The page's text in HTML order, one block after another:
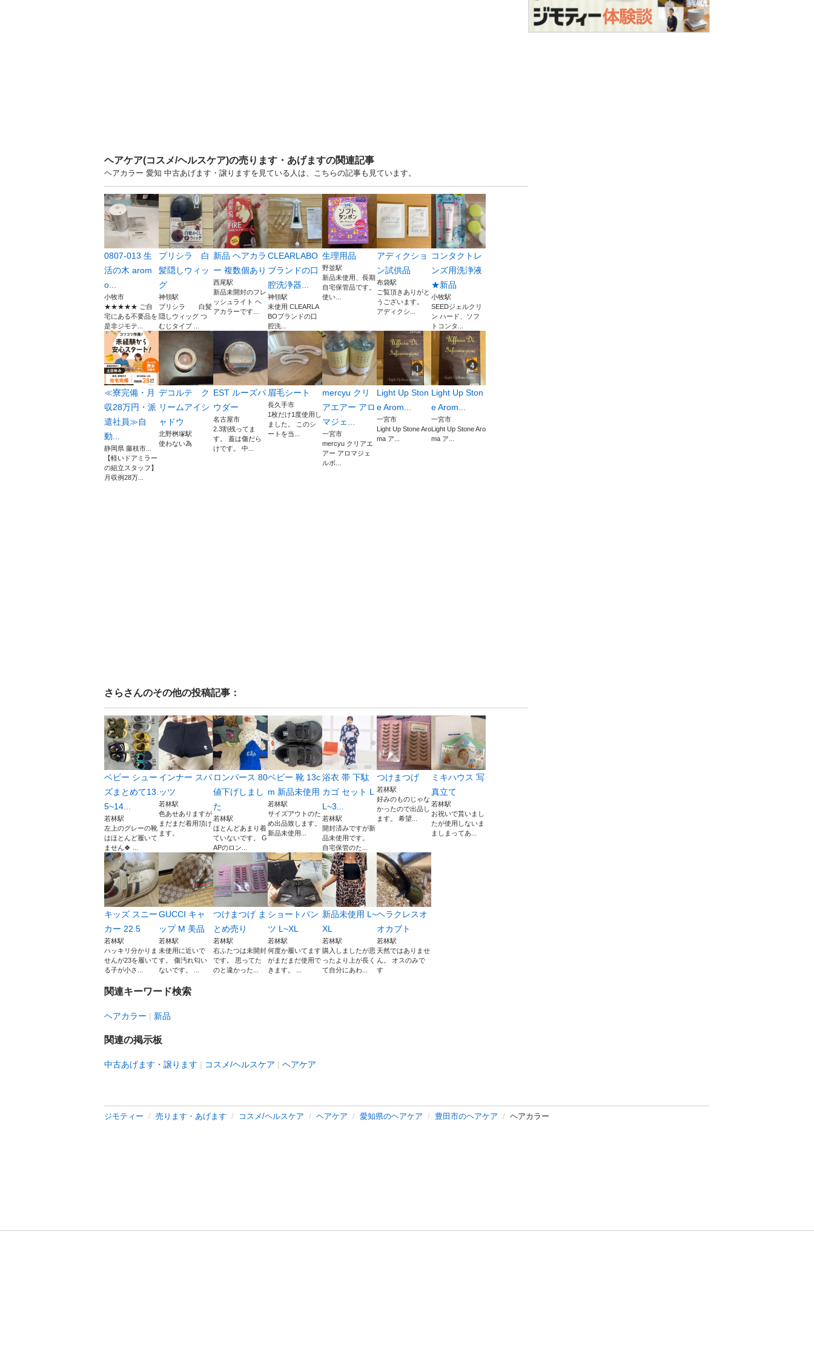
ヘアケア(コスメ/ヘルスケア)の売ります・あげますの関連記事
ヘアカラー 愛知 中古あげます・譲りますを見ている人は、こちらの記事も見ています。
0807-013 生
活の木 arom
o...
小牧市
★★★★★ ご自
宅にある不要品を
是非ジモテ...
プリシラ 白
髪隠しウィッ
グ
神領駅
プリシラ 白髪
隠しウィッグ つ
むじタイプ ...
新品 ヘアカラ
ー 複数個あり
西尾駅
新品未開封のフレ
ッシュライト ヘ
アカラーです...
CLEARLABO
ブランドの口
腔洗浄器...
神領駅
未使用 CLEARLA
BOブランドの口
腔洗...
生理用品
野並駅
新品未使用、長期
自宅保管品です。
使い...
アディクショ
ン試供品
布袋駅
ご覧頂きありがと
うございます。
アディクシ...
コンタクトレ
ンズ用洗浄液
★新品
小牧駅
SEEDジェルクリ
ン ハード、ソフ
トコンタ...
≪寮完備・月
収28万円・派
遣社員≫自
動...
静岡県 藤枝市...
【軽いドアミラー
の組立スタッフ】
月収例28万...
デコルテ ク
リームアイシ
ャドウ
北野桝塚駅
使わない為
EST ルーズパ
ウダー
名古屋市
2.3割残ってま
す。 蓋は傷だら
けです。 中...
眉毛シート
長久手市
1枚だけ1度使用し
ました。 このシ
ートを当...
mercyu クリ
アエアー アロ
マジェ...
一宮市
mercyu クリアエ
アー アロマジェ
ルボ...
Light Up Ston
e Arom...
一宮市
Light Up Stone Aro
ma ア...
Light Up Ston
e Arom...
一宮市
Light Up Stone Aro
ma ア...
さら さんのその他の投稿記事：
ベビー シュー
ズまとめて13.
5~14...
若林駅
左上のグレーの靴
はほとんど履いて
ません🍀 ...
インナー スパ
ッツ
若林駅
色あせありますが
まだまだ着用頂け
ます。
ロンパース 80
値下げしまし
た
若林駅
ほとんどあまり着
ていないです。 G
APのロン...
ベビー 靴 13c
m 新品未使用
若林駅
サイズアウトのた
め出品致します。
新品未使用...
浴衣 帯 下駄
カゴ セット L
L~3...
若林駅
開封済みですが新
品未使用です。
自宅保管のた...
つけまつげ
若林駅
好みのものじゃな
かったので出品し
ます。 希望...
ミキハウス 写
真立て
若林駅
お祝いで貰いまし
たが使用しないま
ましまってあ...
キッズ スニー
カー 22.5
若林駅
ハッキリ分かりま
せんが23を履いて
る子が小さ...
GUCCI キャ
ップ M 美品
若林駅
未使用に近いで
す。 傷汚れ匂い
ないです。 ...
つけまつげ ま
とめ売り
若林駅
右ふたつは未開封
です。 思ってた
のと違かった...
ショートパン
ツ L~XL
若林駅
何度か履いてます
がまだまだ使用で
きます。 ...
新品未使用 L~
XL
若林駅
購入しましたが思
ったより上が長く
て自分にあわ...
ヘラクレスオ
オカブト
若林駅
天然ではありませ
ん。 オスのみで
す
関連キーワード検索
ヘアカラー 新品
関連の掲示板
中古あげます・譲ります コスメ/ヘルスケア ヘアケア
ジモティー 売ります・あげます コスメ/ヘルスケア ヘアケア 愛知県のヘアケア 豊田市のヘアケア ヘアカラー